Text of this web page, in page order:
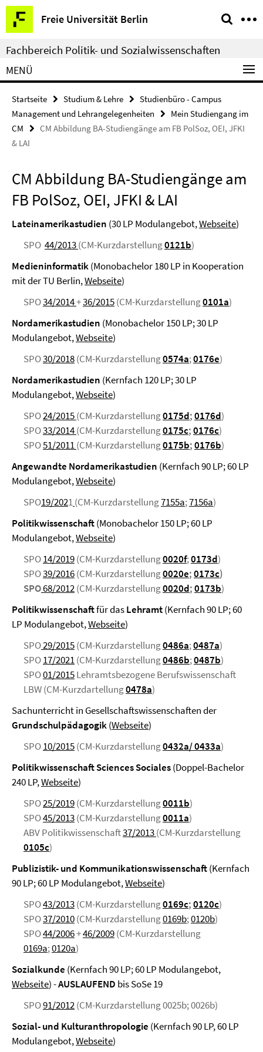
Springe
direkt
zu
Inhalt
Freie Universität Berlin
Service-
Navigation
Fachbereich Politik- und Sozialwissenschaften
MENÜ
Startseite Studium & Lehre
Studienbüro - Campus
Management und Lehrangelegenheiten
Mein Studiengang im
CM
CM Abbildung BA-Studiengänge am FB PolSoz, OEI, JFKI
& LAI
CM Abbildung BA-Studiengänge am
FB PolSoz, OEI, JFKI & LAI
Lateinamerikastudien (30 LP Modulangebot,Webseite)
SPO 44/2013(CM-Kurzdarstellung0121b)
Medieninformatik(Monobachelor 180 LP in Kooperation
mit der TU Berlin,Webseite)
SPO34/2014+36/2015(CM-Kurzdarstellung0101a)
Nordamerikastudien (Monobachelor 150 LP; 30 LP
Modulangebot,Webseite)
SPO30/2018(CM-Kurzdarstellung0574a;0176e)
Nordamerikastudien (Kernfach 120 LP; 30 LP
Modulangebot,Webseite)
SPO24/2015(CM-Kurzdarstellung0175d;0176d)
SPO33/2014(CM-Kurzdarstellung0175c;0176c)
SPO51/2011(CM-Kurzdarstellung0175b;0176b)
Angewandte Nordamerikastudien (Kernfach 90 LP; 60 LP
Modulangebot,Webseite)
SPO19/2021(CM-Kurzdarstellung7155a;7156a)
Politikwissenschaft(Monobachelor 150 LP; 60 LP
Modulangebot,Webseite)
SPO14/2019(CM-Kurzdarstellung0020f;0173d)
SPO39/2016(CM-Kurzdarstellung0020e;0173c)
SPO68/2012(CM-Kurzdarstellung0020d;0173b)
Politikwissenschaftfür dasLehramt(Kernfach 90 LP; 60
LP Modulangebot,Webseite)
SPO29/2015(CM-Kurzdarstellung0486a;0487a)
SPO17/2021(CM-Kurzdarstellung0486b;0487b)
SPO01/2015Lehramtsbezogene Berufswissenschaft
LBW (CM-Kurzdartellung0478a)
Sachunterricht in Gesellschaftswissenschaften der
Grundschulpädagogik(Webseite)
SPO10/2015(CM-Kurzdarstellung0432a/ 0433a)
Politikwissenschaft Sciences Sociales(Doppel-Bachelor
240 LP,Webseite)
SPO25/2019(CM-Kurzdarstellung0011b)
SPO45/2013(CM-Kurzdarstellung0011a)
ABV Politikwissenschaft37/2013(CM-Kurzdarstellung
0105c)
Publizistik- und Kommunikationswissenschaft(Kernfach
90 LP; 60 LP Modulangebot,Webseite)
SPO43/2013(CM-Kurzdarstellung0169c;0120c)
SPO37/2010(CM-Kurzdarstellung0169b;0120b)
SPO44/2006+46/2009(CM-Kurzdarstellung
0169a;0120a)
Sozialkunde (Kernfach 90 LP; 60 LP Modulangebot,
Webseite) -AUSLAUFEND bis SoSe 19
SPO91/2012(CM-Kurzdarstellung 0025b; 0026b)
Sozial- und Kulturanthropologie (Kernfach 90 LP, 60 LP
Modulangebot,Webseite)